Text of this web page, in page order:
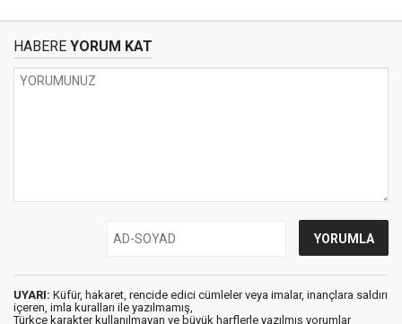
HABERE YORUM KAT
UYARI: Küfür, hakaret, rencide edici cümleler veya imalar, inançlara saldırı
içeren, imla kuralları ile yazılmamış,
Türkçe karakter kullanılmayan ve büyük harflerle yazılmış yorumlar